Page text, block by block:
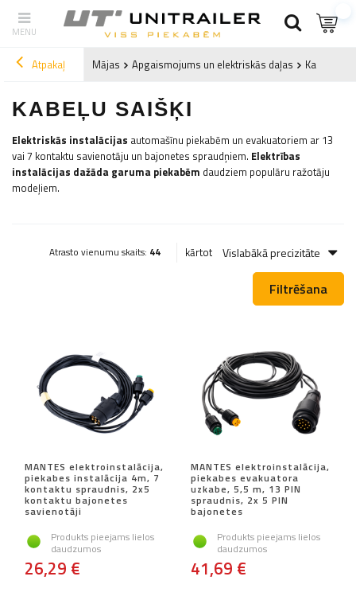
Atpakaļ Mājas Apgaismojums un elektriskās daļas Kabeļu
KABEĻU SAIŠĶI
Elektriskās instalācijas automašīnu piekabēm un evakuatoriem ar 13
vai 7 kontaktu savienotāju un bajonetes spraudņiem. Elektrības
instalācijas dažāda garuma piekabēm daudziem populāru ražotāju
modeļiem.
Atrasto vienumu skaits: 44 kārtot Vislabākā precizitāte
Filtrēšana
MANTES elektroinstalācija,
piekabes instalācija 4m, 7
kontaktu spraudnis, 2x5
kontaktu bajonetes
savienotāji
Produkts pieejams lielos
daudzumos
26,29 €
MANTES elektroinstalācija,
piekabes evakuatora
uzkabe, 5,5 m, 13 PIN
spraudnis, 2x 5 PIN
bajonetes
Produkts pieejams lielos
daudzumos
41,69 €